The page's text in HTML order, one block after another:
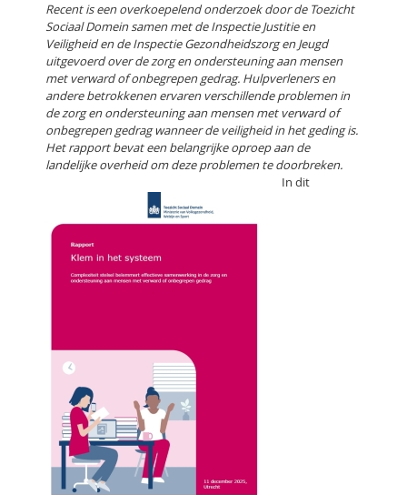
Recent is een overkoepelend onderzoek door de Toezicht
Sociaal Domein samen met de Inspectie Justitie en
Veiligheid en de Inspectie Gezondheidszorg en Jeugd
uitgevoerd over de zorg en ondersteuning aan mensen
met verward of onbegrepen gedrag. Hulpverleners en
andere betrokkenen ervaren verschillende problemen in
de zorg en ondersteuning aan mensen met verward of
onbegrepen gedrag wanneer de veiligheid in het geding is.
Het rapport bevat een belangrijke oproep aan de
landelijke overheid om deze problemen te doorbreken.
In dit